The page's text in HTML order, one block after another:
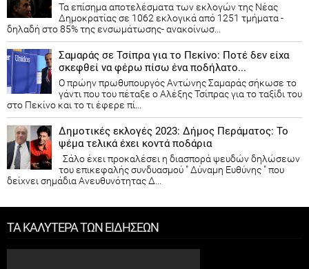
Τα επίσημα αποτελέσματα των εκλογών της Νέας
Δημοκρατίας​ σε 1062 εκλογικά από 1251 τμήματα -
δηλαδή στο 85% της ενσωμάτωσης- ανακοίνωσ...
Σαμαράς σε Τσίπρα για το Πεκίνο: Ποτέ δεν είχα
σκεφθεί να φέρω πίσω ένα ποδήλατο...
Ο πρώην πρωθυπουργός Αντώνης Σαμαράς σήκωσε το
γάντι που του πέταξε ο Αλέξης Τσίπρας για το ταξίδι του
στο Πεκίνο και το τι έφερε πί...
Δημοτικές εκλογές 2023: Δήμος Περάματος: Το
ψέμα τελικά έχει κοντά ποδάρια
Σάλο έχει προκαλέσει η διασπορά ψευδών δηλώσεων
του επικεφαλής συνδυασμού " Δύναμη Ευθύνης " που
δείχνει σημάδια Ανευθυνότητας Δ...
ΤΑ ΚΑΛΥΤΕΡΑ ΤΩΝ ΕΙΔΗΣΕΩΝ